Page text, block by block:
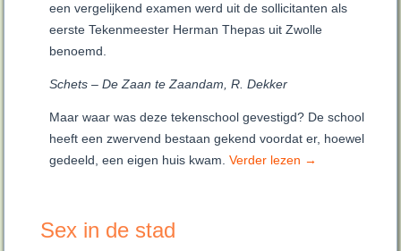
een vergelijkend examen werd uit de sollicitanten als
eerste Tekenmeester Herman Thepas uit Zwolle
benoemd.
Schets – De Zaan te Zaandam, R. Dekker
Maar waar was deze tekenschool gevestigd? De school
heeft een zwervend bestaan gekend voordat er, hoewel
gedeeld, een eigen huis kwam.Verder lezen →
Sex in de stad